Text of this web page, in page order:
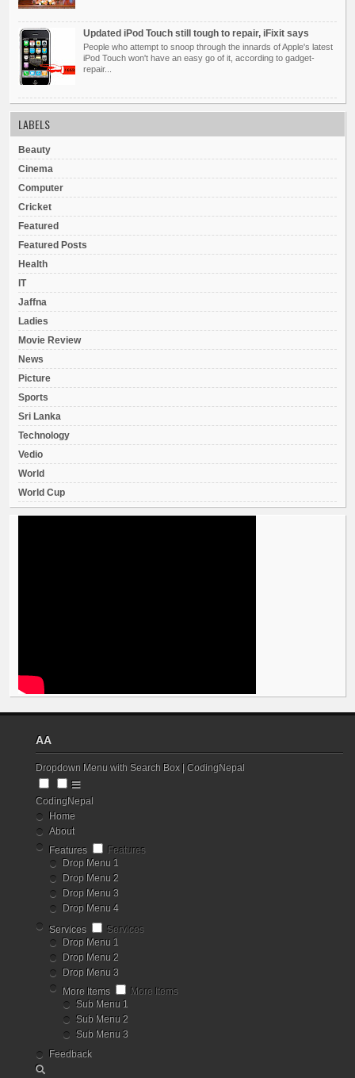
Updated iPod Touch still tough to repair, iFixit says
People who attempt to snoop through the innards of Apple's latest
iPod Touch won't have an easy go of it, according to gadget-
repair...
LABELS
Beauty
Cinema
Computer
Cricket
Featured
Featured Posts
Health
IT
Jaffna
Ladies
Movie Review
News
Picture
Sports
Sri Lanka
Technology
Vedio
World
World Cup
AA
Dropdown Menu with Search Box | CodingNepal
CodingNepal
Home
About
Features
Features
Drop Menu 1
Drop Menu 2
Drop Menu 3
Drop Menu 4
Services
Services
Drop Menu 1
Drop Menu 2
Drop Menu 3
More Items
More Items
Sub Menu 1
Sub Menu 2
Sub Menu 3
Feedback